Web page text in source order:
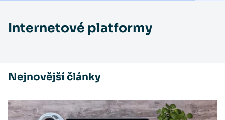
Internetové platformy
Nejnovější články